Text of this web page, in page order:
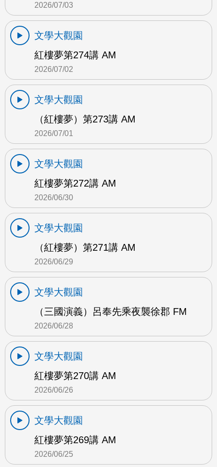
2026/07/03
文學大觀園
紅樓夢第274講 AM
2026/07/02
文學大觀園
（紅樓夢）第273講 AM
2026/07/01
文學大觀園
紅樓夢第272講 AM
2026/06/30
文學大觀園
（紅樓夢）第271講 AM
2026/06/29
文學大觀園
（三國演義）呂奉先乘夜襲徐郡 FM
2026/06/28
文學大觀園
紅樓夢第270講 AM
2026/06/26
文學大觀園
紅樓夢第269講 AM
2026/06/25